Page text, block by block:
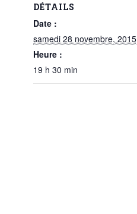
DÉTAILS
Date :
samedi 28 novembre, 2015
Heure :
19 h 30 min